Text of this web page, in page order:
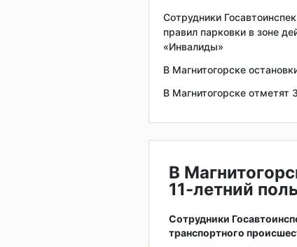
Сотрудники
правил парковки в зоне
«Инвалиды»
В Магнитогорске
В Магнитогорске отметят
В
11-летний
Сотрудники
транспортного